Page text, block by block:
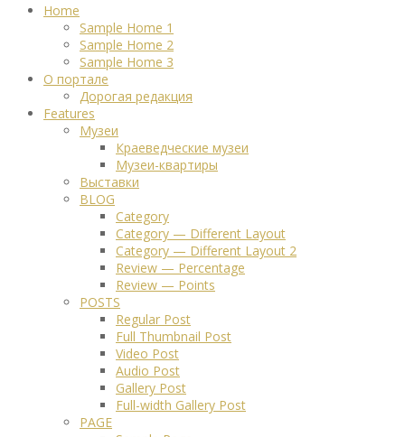
Home
Sample Home 1
Sample Home 2
Sample Home 3
О портале
Дорогая редакция
Features
Музеи
Краеведческие музеи
Музеи-квартиры
Выставки
BLOG
Category
Category — Different Layout
Category — Different Layout 2
Review — Percentage
Review — Points
POSTS
Regular Post
Full Thumbnail Post
Video Post
Audio Post
Gallery Post
Full-width Gallery Post
PAGE